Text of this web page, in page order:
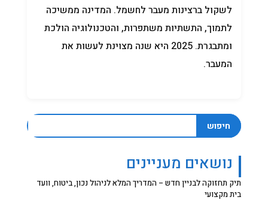
לשקול ברצינות מעבר לחשמל. המדינה ממשיכה
לתמוך, התשתיות משתפרות, והטכנולוגיה הולכת
ומתבגרת. 2025 היא שנה מצוינת לעשות את
המעבר.
חיפוש
נושאים מעניינים
תיק תחזוקה לבניין חדש – המדריך המלא לניהול נכון, ביטוח, וועד
בית מקצועי